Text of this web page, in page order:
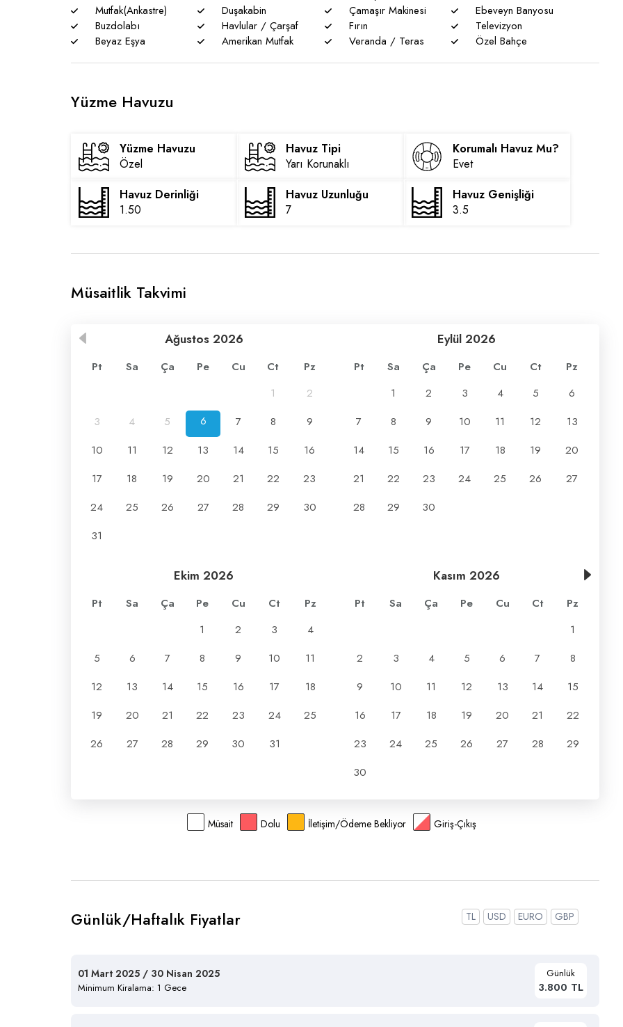
Mutfak(Ankastre)
Duşakabin Çamaşır Makinesi
Ebeveyn Banyosu
Buzdolabı
Havlular / Çarşaf Fırın
Televizyon
Beyaz Eşya
Amerikan Mutfak Veranda / Teras Özel Bahçe
Yüzme Havuzu
Yüzme Havuzu
Özel
Havuz Tipi
Yarı Korunaklı
Korumalı Havuz Mu?
Evet
Havuz Derinliği
1.50
Havuz Uzunluğu
7
Havuz Genişliği
3.5
Müsaitlik Takvimi
Ağustos 2026
Pt Sa Ça Pe Cu Ct
Pz
1
2
3
4 5 6 7 8
9
10
11 12 13 14 15
16
17
18 19 20 21 22
23
24
25 26 27 28 29
30
31
Eylül 2026
Pt Sa Ça Pe Cu Ct
Pz
1
2 3 4 5
6
7
8 9 10 11 12
13
14
15 16 17 18 19
20
21
22 23 24 25 26
27
28
29 30
Ekim 2026
Pt Sa Ça Pe Cu Ct
Pz
1
2 3
4
5
6 7 8 9 10
11
12
13 14 15 16 17
18
19
20 21 22 23 24
25
26
27 28 29 30 31
Kasım 2026
Pt Sa Ça Pe Cu Ct
Pz
1
2
3 4 5 6 7
8
9
10 11 12 13 14
15
16
17 18 19 20 21
22
23
24 25 26 27 28
29
30
Müsait Dolu İletişim/Ödeme Bekliyor Giriş-Çıkış
Günlük/Haftalık Fiyatlar TL USD EURO GBP
01 Mart 2025 / 30 Nisan 2025
Minimum Kiralama: 1 Gece
Günlük
3.800 TL